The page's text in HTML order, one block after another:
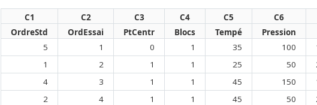
C1 C2 C3 C4 C5 C6
OrdreStd
OrdEssai PtCentr Blocs Tempé
Pression
5
1 0 1 35 100
1
2 1 1 25 50
4
3 1 1 45 150
2
4 1 1 45 50